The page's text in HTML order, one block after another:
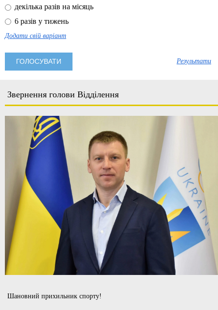
декілька разів на місяць
6 разів у тижень
Додати свій варіант
Результати
Звернення голови Відділення
Шановний прихильник спорту!